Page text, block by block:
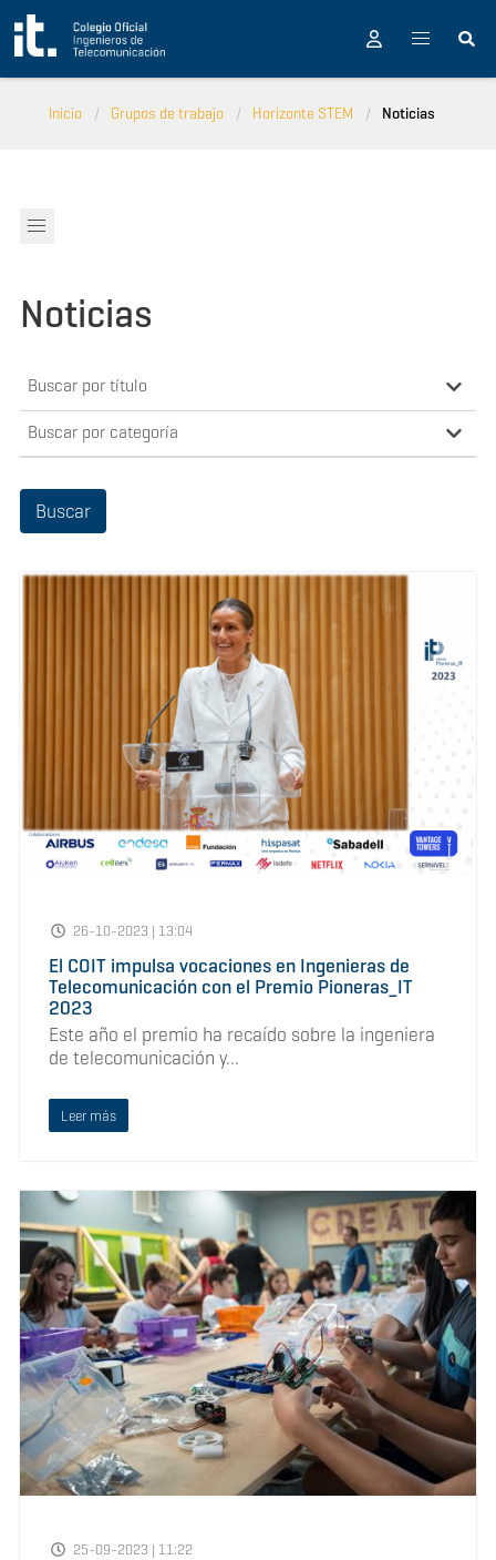
Pasar al contenido principal
Inicio Grupos de trabajo Horizonte STEM Noticias
Noticias
Buscar por título
Buscar por categoría
26-10-2023 | 13:04
El COIT impulsa vocaciones en Ingenieras de
Telecomunicación con el Premio Pioneras_IT
2023
Este año el premio ha recaído sobre la ingeniera
de telecomunicación y...
Leer más
25-09-2023 | 11:22